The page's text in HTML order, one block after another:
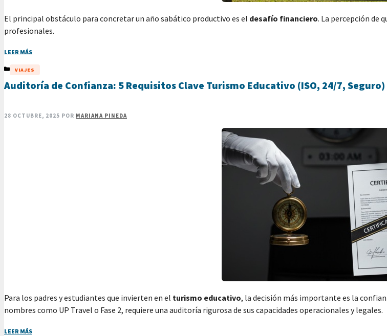
El principal obstáculo para concretar un año sabático productivo es el desafío financiero. La percepción de
profesionales.
LEER MÁS
CATEGORÍAS
VIAJES
Auditoría de Confianza: 5 Requisitos Clave Turismo Educativo (ISO, 24/7, Seguro)
28 OCTUBRE, 2025 POR MARIANA PINEDA
Para los padres y estudiantes que invierten en el turismo educativo, la decisión más importante es la
nombres como UP Travel o Fase 2, requiere una auditoría rigurosa de sus capacidades operacionales y legales.
LEER MÁS